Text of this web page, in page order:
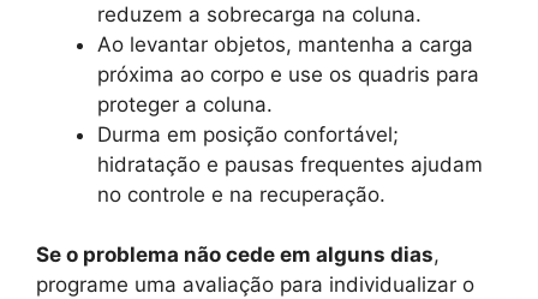
reduzem a sobrecarga na coluna.
Ao levantar objetos, mantenha a carga
próxima ao corpo e use os quadris para
proteger a coluna.
Durma em posição confortável;
hidratação e pausas frequentes ajudam
no controle e na recuperação.
Se o problema não cede em alguns dias,
programe uma avaliação para individualizar o